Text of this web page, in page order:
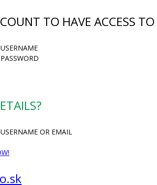
TO HAVE ACCESS
USERNAME
PASSWORD
USERNAME OR EMAIL